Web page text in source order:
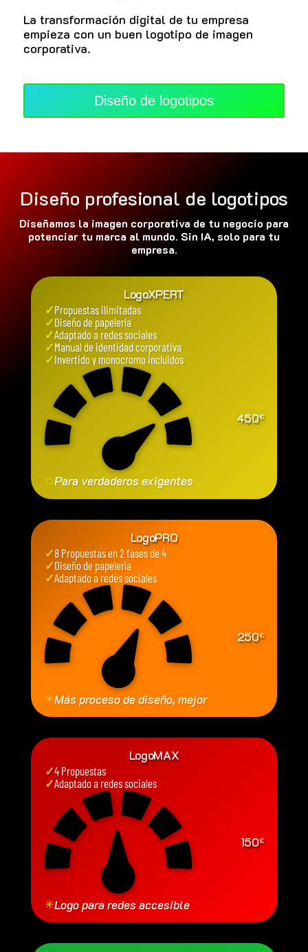
La transformación digital de tu empresa
empieza con un buen logotipo de imagen
corporativa.
Diseño de logotipos
Diseño profesional de logotipos
Diseñamos la imagen corporativa de tu negocio para
potenciar tu marca al mundo. Sin IA, solo para tu
empresa.
LogoXPERT
✓Propuestas ilimitadas
✓Diseño de papelería
✓Adaptado a redes sociales
✓Manual de identidad corporativa
✓Invertido y monocromo incluidos
450€
✩Para verdaderos exigentes
LogoPRO
✓8 Propuestas en 2 fases de 4
✓Diseño de papelería
✓Adaptado a redes sociales
250€
✳Más proceso de diseño, mejor
LogoMAX
✓4 Propuestas
✓Adaptado a redes sociales
150€
✳Logo para redes accesible